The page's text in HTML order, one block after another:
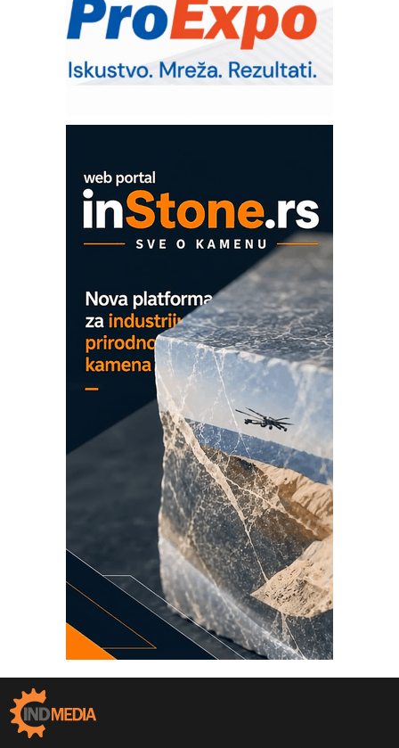
upravljanje mašinama
Sigurnije ispitivanje transformatora u
solarnim elektranama i vetroparkovima
Pranje točkova na gradilištu- standard
Proizvodnja iC7 Hybrid 1500 VDC
COMBYPACK
EVOKS Maintenance Management
ROSA i SCHUNK podižu proizvodnju
Detekcija različitih oblika